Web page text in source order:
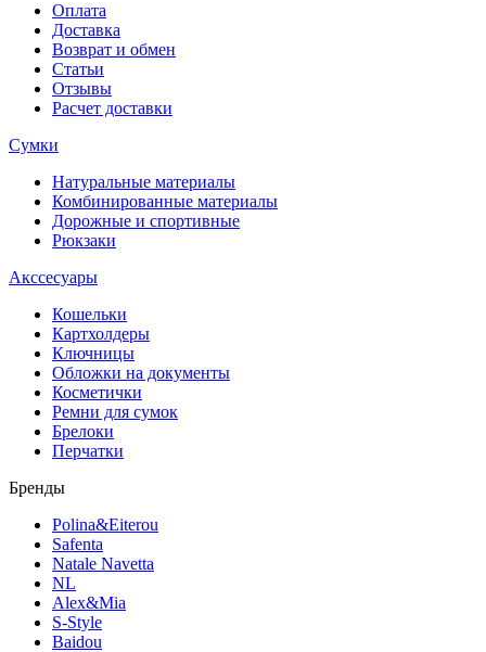
Оплата
Доставка
Возврат и обмен
Статьи
Отзывы
Расчет доставки
Сумки
Натуральные материалы
Комбинированные материалы
Дорожные и спортивные
Рюкзаки
Акссесуары
Кошельки
Картхолдеры
Ключницы
Обложки на документы
Косметички
Ремни для сумок
Брелоки
Перчатки
Бренды
Polina&Eiterou
Safenta
Natale Navetta
NL
Alex&Mia
S-Style
Baidou